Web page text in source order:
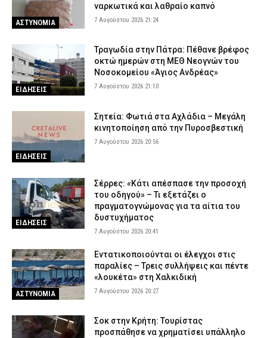
ΑΣΤΥΝΟΜΙΑ
ναρκωτικά και λαθραίο καπνό
7 Αυγούστου 2026 21:24
ΕΙΔΗΣΕΙΣ
Τραγωδία στην Πάτρα: Πέθανε βρέφος
οκτώ ημερών στη ΜΕΘ Νεογνών του
Νοσοκομείου «Άγιος Ανδρέας»
7 Αυγούστου 2026 21:10
ΕΙΔΗΣΕΙΣ
Σητεία: Φωτιά στα Αχλάδια – Μεγάλη
κινητοποίηση από την Πυροσβεστική
7 Αυγούστου 2026 20:56
ΕΙΔΗΣΕΙΣ
Σέρρες: «Κάτι απέσπασε την προσοχή
του οδηγού» – Τι εξετάζει ο
πραγματογνώμονας για τα αίτια του
δυστυχήματος
7 Αυγούστου 2026 20:41
ΑΣΤΥΝΟΜΙΑ
Εντατικοποιούνται οι έλεγχοι στις
παραλίες – Τρεις συλλήψεις και πέντε
«λουκέτα» στη Χαλκιδική
7 Αυγούστου 2026 20:27
Σοκ στην Κρήτη: Τουρίστας
προσπάθησε να χρηματίσει υπάλληλο